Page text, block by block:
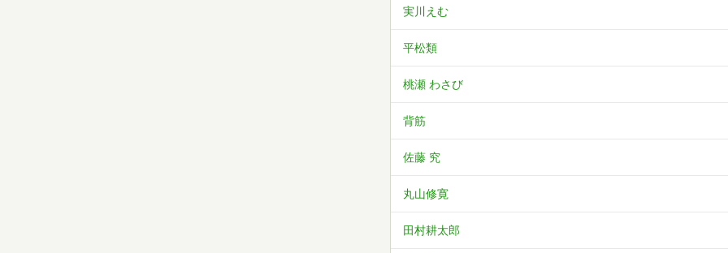
実川えむ
平松類
桃瀬 わさび
背筋
佐藤 究
丸山修寛
田村耕太郎